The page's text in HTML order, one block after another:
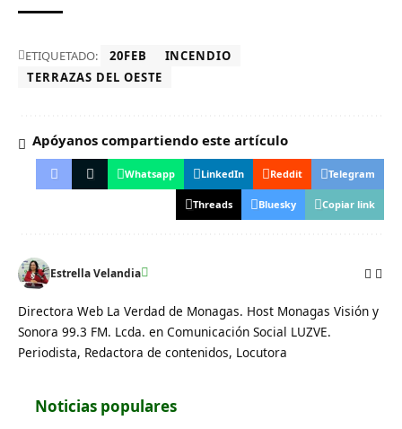
ETIQUETADO: 20FEB
INCENDIO
TERRAZAS DEL OESTE
Apóyanos compartiendo este artículo
Whatsapp LinkedIn Reddit Telegram
Threads Bluesky Copiar link
Estrella Velandia
Directora Web La Verdad de Monagas. Host Monagas Visión y
Sonora 99.3 FM. Lcda. en Comunicación Social LUZVE.
Periodista, Redactora de contenidos, Locutora
Noticias populares